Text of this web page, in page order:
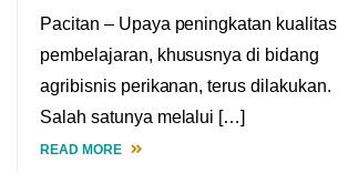
Pacitan – Upaya peningkatan kualitas
pembelajaran, khususnya di bidang
agribisnis perikanan, terus dilakukan.
Salah satunya melalui […]
READ MORE